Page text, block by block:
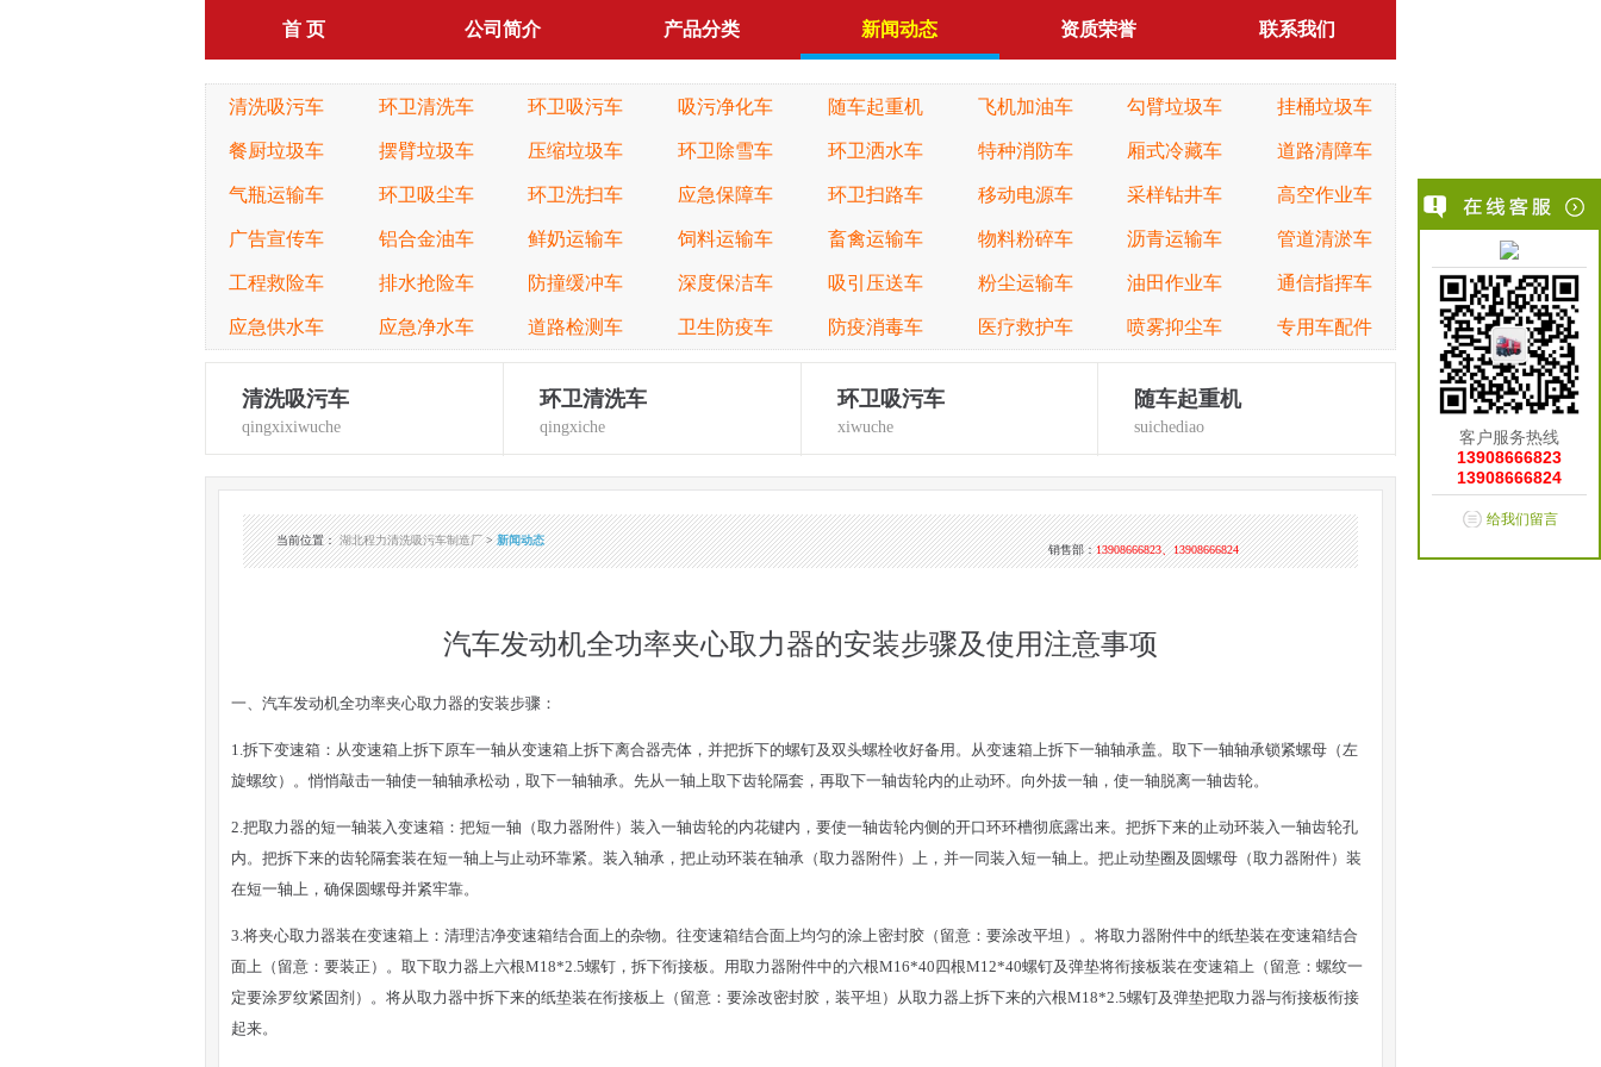
首 页 公司简介 产品分类 新闻动态 资质荣誉 联系我们
清洗吸污车 环卫清洗车 环卫吸污车 吸污净化车 随车起重机 飞机加油车 勾臂垃圾车 挂桶垃圾车
餐厨垃圾车 摆臂垃圾车 压缩垃圾车 环卫除雪车 环卫洒水车 特种消防车 厢式冷藏车 道路清障车
气瓶运输车 环卫吸尘车 环卫洗扫车 应急保障车 环卫扫路车 移动电源车 采样钻井车 高空作业车
广告宣传车 铝合金油车 鲜奶运输车 饲料运输车 畜禽运输车 物料粉碎车 沥青运输车 管道清淤车
工程救险车 排水抢险车 防撞缓冲车 深度保洁车 吸引压送车 粉尘运输车 油田作业车 通信指挥车
应急供水车 应急净水车 道路检测车 卫生防疫车 防疫消毒车 医疗救护车 喷雾抑尘车 专用车配件
清洗吸污车
qingxixiwuche
环卫清洗车
qingxiche
环卫吸污车
xiwuche
随车起重机
suichediao
当前位置：湖北程力清洗吸污车制造厂>新闻动态
销售部：13908666823、13908666824
汽车发动机全功率夹心取力器的安装步骤及使用注意事项
一、汽车发动机全功率夹心取力器的安装步骤：
1.拆下变速箱：从变速箱上拆下原车一轴从变速箱上拆下离合器壳体，并把拆下的螺钉及双头螺栓收好备用。从变速箱上拆下一轴轴承盖。取下一轴轴承锁紧螺母（左
旋螺纹）。悄悄敲击一轴使一轴轴承松动，取下一轴轴承。先从一轴上取下齿轮隔套，再取下一轴齿轮内的止动环。向外拔一轴，使一轴脱离一轴齿轮。
2.把取力器的短一轴装入变速箱：把短一轴（取力器附件）装入一轴齿轮的内花键内，要使一轴齿轮内侧的开口环环槽彻底露出来。把拆下来的止动环装入一轴齿轮孔
内。把拆下来的齿轮隔套装在短一轴上与止动环靠紧。装入轴承，把止动环装在轴承（取力器附件）上，并一同装入短一轴上。把止动垫圈及圆螺母（取力器附件）装
在短一轴上，确保圆螺母并紧牢靠。
3.将夹心取力器装在变速箱上：清理洁净变速箱结合面上的杂物。往变速箱结合面上均匀的涂上密封胶（留意：要涂改平坦）。将取力器附件中的纸垫装在变速箱结合
面上（留意：要装正）。取下取力器上六根M18*2.5螺钉，拆下衔接板。用取力器附件中的六根M16*40四根M12*40螺钉及弹垫将衔接板装在变速箱上（留意：螺纹一
定要涂罗纹紧固剂）。将从取力器中拆下来的纸垫装在衔接板上（留意：要涂改密封胶，装平坦）从取力器上拆下来的六根M18*2.5螺钉及弹垫把取力器与衔接板衔接
起来。
客户服务热线
13908666823
13908666824
给我们留言